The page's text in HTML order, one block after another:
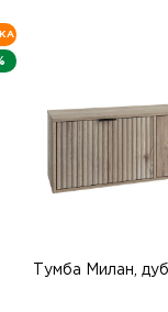
Тумба Милан, дуб